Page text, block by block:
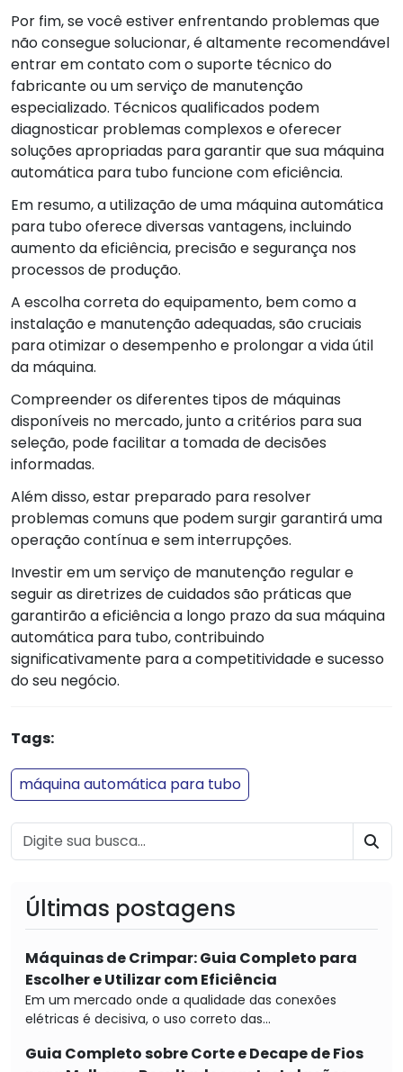
Por fim, se você estiver enfrentando problemas que
não consegue solucionar, é altamente recomendável
entrar em contato com o suporte técnico do
fabricante ou um serviço de manutenção
especializado. Técnicos qualificados podem
diagnosticar problemas complexos e oferecer
soluções apropriadas para garantir que sua máquina
automática para tubo funcione com eficiência.
Em resumo, a utilização de uma máquina automática
para tubo oferece diversas vantagens, incluindo
aumento da eficiência, precisão e segurança nos
processos de produção.
A escolha correta do equipamento, bem como a
instalação e manutenção adequadas, são cruciais
para otimizar o desempenho e prolongar a vida útil
da máquina.
Compreender os diferentes tipos de máquinas
disponíveis no mercado, junto a critérios para sua
seleção, pode facilitar a tomada de decisões
informadas.
Além disso, estar preparado para resolver
problemas comuns que podem surgir garantirá uma
operação contínua e sem interrupções.
Investir em um serviço de manutenção regular e
seguir as diretrizes de cuidados são práticas que
garantirão a eficiência a longo prazo da sua máquina
automática para tubo, contribuindo
significativamente para a competitividade e sucesso
do seu negócio.
Tags:
máquina automática para tubo
Últimas postagens
Máquinas de Crimpar: Guia Completo para
Escolher e Utilizar com Eficiência
Em um mercado onde a qualidade das conexões
elétricas é decisiva, o uso correto das...
Guia Completo sobre Corte e Decape de Fios